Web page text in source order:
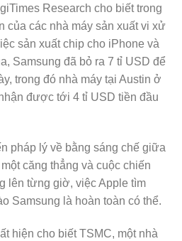
Research cho biết trong
của các nhà máy sản xuất vi xử
sản xuất chip cho iPhone và
Samsung đã bỏ ra 7 tỉ USD để
trong đó nhà máy tại Austin ở
được tới 4 tỉ USD tiền đầu
pháp lý về bằng sáng chế giữa
căng thẳng và cuộc chiến
lên từng giờ, việc Apple tìm
Samsung là hoàn toàn có thể.
hiện cho biết TSMC, một nhà